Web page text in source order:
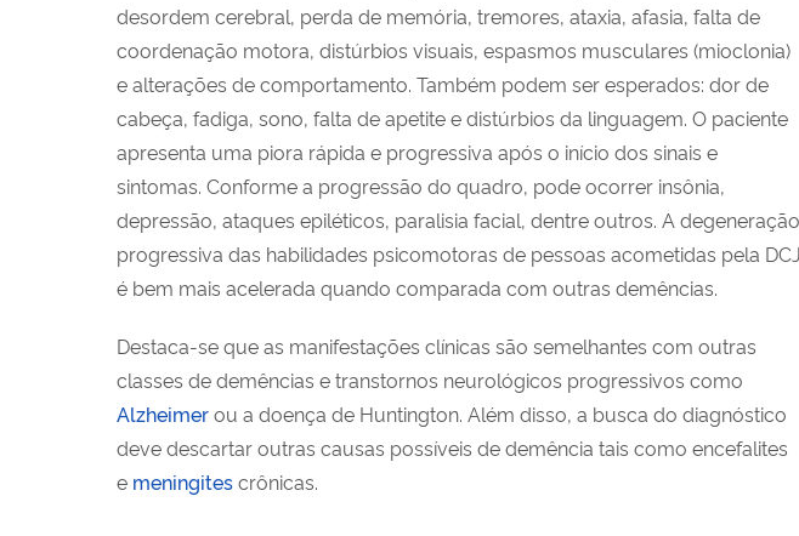
desordem cerebral, perda de memória, tremores, ataxia, afasia, falta de
coordenação motora, distúrbios visuais, espasmos musculares (mioclonia)
e alterações de comportamento. Também podem ser esperados: dor de
cabeça, fadiga, sono, falta de apetite e distúrbios da linguagem. O paciente
apresenta uma piora rápida e progressiva após o início dos sinais e
sintomas. Conforme a progressão do quadro, pode ocorrer insônia,
depressão, ataques epiléticos, paralisia facial, dentre outros. A degeneração
progressiva das habilidades psicomotoras de pessoas acometidas pela DCJ
é bem mais acelerada quando comparada com outras demências.
Destaca-se que as manifestações clínicas são semelhantes com outras
classes de demências e transtornos neurológicos progressivos como
Alzheimerou a doença de Huntington. Além disso, a busca do diagnóstico
deve descartar outras causas possíveis de demência tais como encefalites
e meningitescrônicas.